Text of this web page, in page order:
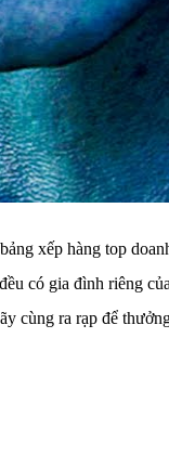
xếp hàng top
có gia đình riêng
cùng ra rạp để